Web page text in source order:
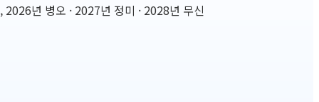
년 병오 · 2027년 정미 · 2028년 무신